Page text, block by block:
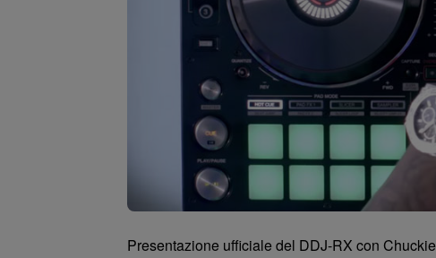
Presentazione ufficiale del DDJ-RX con Chuckie